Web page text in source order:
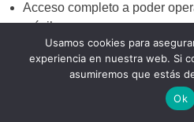
Acceso completo a poder
móvil.
Desventajas
No cuenta con regulaciones,
pérdida de nuestro dinero
Usamos cookies para
experiencia en nuestra web. Si
asumiremos que estás
Ok